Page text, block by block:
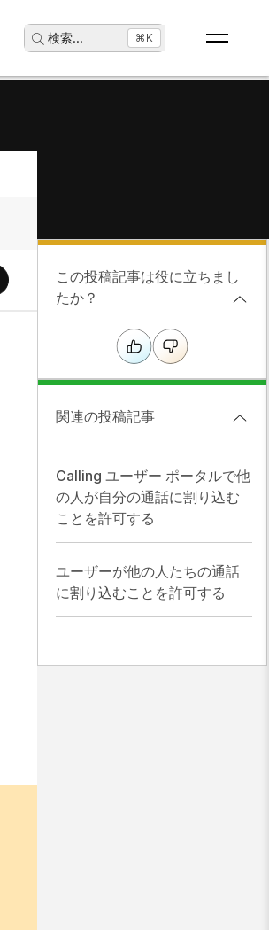
検索... ⌘K
この投稿記事は役に立ちまし
たか？
関連の投稿記事
Calling ユーザー ポータルで他
の人が自分の通話に割り込む
ことを許可する
ユーザーが他の人たちの通話
に割り込むことを許可する